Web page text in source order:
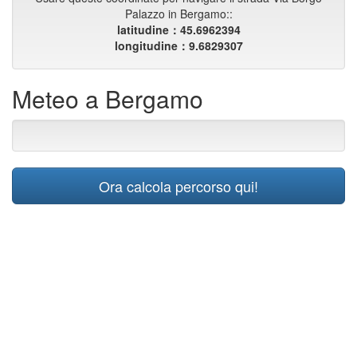
Palazzo in Bergamo::
latitudine：45.6962394
longitudine：9.6829307
Meteo a Bergamo
Ora calcola percorso qui!